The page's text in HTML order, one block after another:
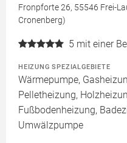
Fronpforte 26, 55546 Frei-
Cronenberg)
5 mit einer
HEIZUNG SPEZIALGEBIETE
Wärmepumpe,
Pelletheizung,
Fußbodenheizung,
Umwälzpumpe